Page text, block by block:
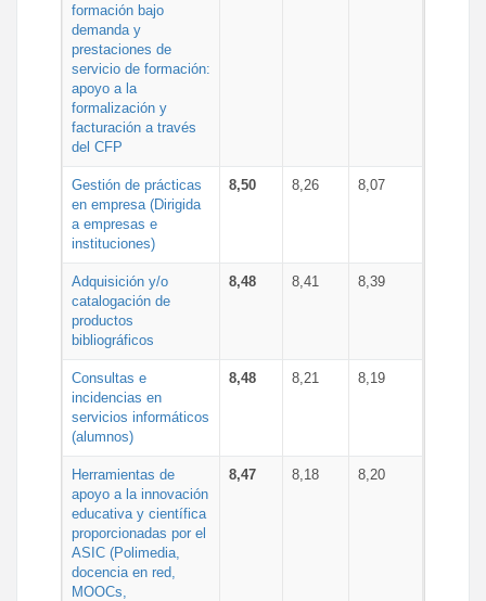
formación bajo
demanda y
prestaciones de
servicio de formación:
apoyo a la
formalización y
facturación a través
del CFP
Gestión de prácticas
en empresa (Dirigida
a empresas e
instituciones)
8,50 8,26 8,07
Adquisición y/o
catalogación de
productos
bibliográficos
8,48 8,41 8,39
Consultas e
incidencias en
servicios informáticos
(alumnos)
8,48 8,21 8,19
Herramientas de
apoyo a la innovación
educativa y científica
proporcionadas por el
ASIC (Polimedia,
docencia en red,
MOOCs,
8,47 8,18 8,20